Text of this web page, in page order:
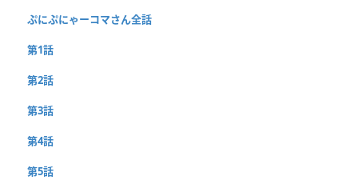
ぷにぷにゃーコマさん全話
第1話
第2話
第3話
第4話
第5話